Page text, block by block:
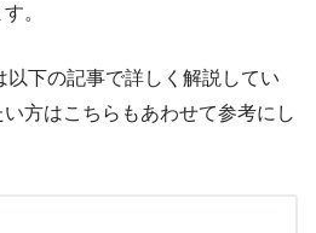
。
以下の記事で詳しく解説してい
方はこちらもあわせて参考にし